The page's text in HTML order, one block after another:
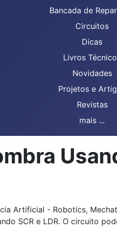
Bancada de
Circuitos
Dicas
Livros
Novidades
Projetos e
Revistas
mais ...
Artificial - Robotics,
SCR e LDR. O circuito